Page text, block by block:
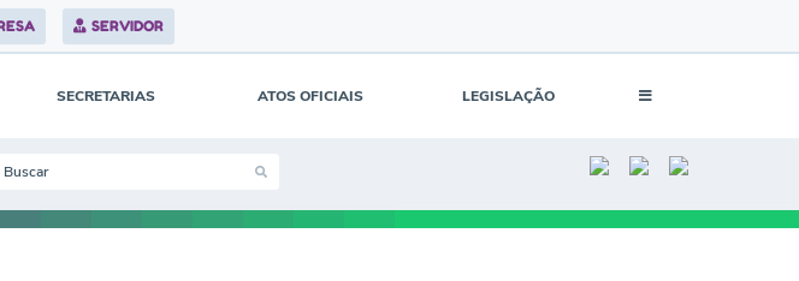
SERVIDOR
SECRETARIAS ATOS OFICIAIS LEGISLAÇÃO